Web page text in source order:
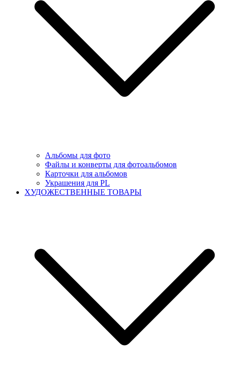
Альбомы для фото
Файлы и конверты для фотоальбомов
Карточки для альбомов
Украшения для PL
ХУДОЖЕСТВЕННЫЕ ТОВАРЫ